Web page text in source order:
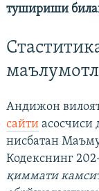
тушириши
Андижон
сайти асосчиси
нисбатан
Кодекснинг
қиммати